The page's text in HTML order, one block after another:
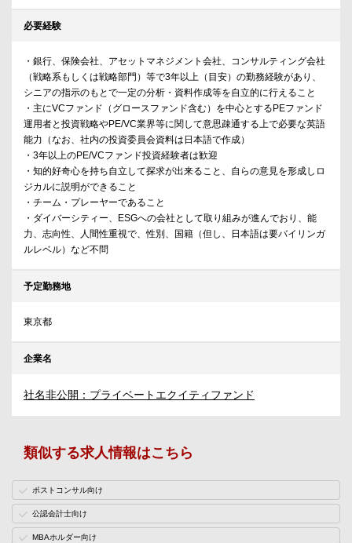
必要経験
・銀行、保険会社、アセットマネジメント会社、コンサルティング会社
（戦略系もしくは戦略部門）等で3年以上（目安）の勤務経験があり、
シニアの指示のもとで一定の分析・資料作成等を自立的に行えること
・主にVCファンド（グロースファンド含む）を中心とするPEファンド
運用者と投資戦略やPE/VC業界等に関して意思疎通する上で必要な英語
能力（なお、社内の投資委員会資料は日本語で作成）
・3年以上のPE/VCファンド投資経験者は歓迎
・知的好奇心を持ち自立して探求が出来ること、自らの意見を形成しロ
ジカルに説明ができること
・チーム・プレーヤーであること
・ダイバーシティー、ESGへの会社として取り組みが進んでおり、能
力、志向性、人間性重視で、性別、国籍（但し、日本語は要バイリンガ
ルレベル）など不問
予定勤務地
東京都
企業名
社名非公開：プライベートエクイティファンド
類似する求人情報はこちら
ポストコンサル向け
公認会計士向け
MBAホルダー向け